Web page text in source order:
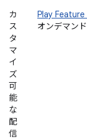
カ
ス
タ
マ
イ
ズ
可
能
な
配
信
Play
オンデマン